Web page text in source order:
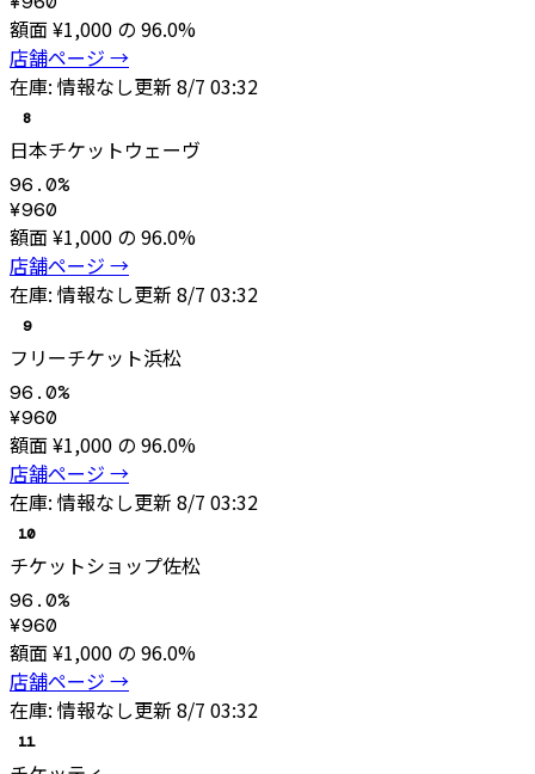
額面 ¥1,000 の 96.0%
店舗ページ →
在庫: 情報なし更新 8/7 03:32
8
日本チケットウェーヴ
96.0%
¥960
額面 ¥1,000 の 96.0%
店舗ページ →
在庫: 情報なし更新 8/7 03:32
9
フリーチケット浜松
96.0%
¥960
額面 ¥1,000 の 96.0%
店舗ページ →
在庫: 情報なし更新 8/7 03:32
10
チケットショップ佐松
96.0%
¥960
額面 ¥1,000 の 96.0%
店舗ページ →
在庫: 情報なし更新 8/7 03:32
11